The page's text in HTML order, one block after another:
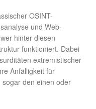
OSINT-
und Web-
hinter diesen
funktioniert. Dabei
extremistischer
Anfälligkeit für
den einen oder